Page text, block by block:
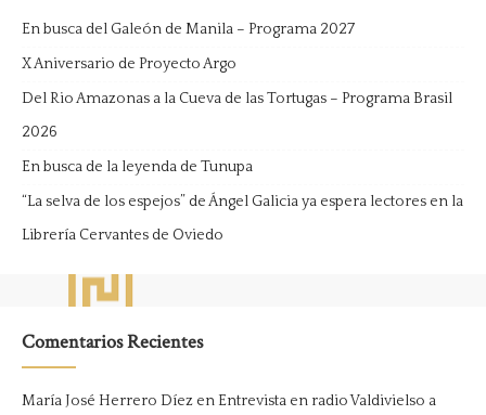
En busca del Galeón de Manila – Programa 2027
X Aniversario de Proyecto Argo
Del Rio Amazonas a la Cueva de las Tortugas – Programa Brasil
2026
En busca de la leyenda de Tunupa
“La selva de los espejos” de Ángel Galicia ya espera lectores en la
Librería Cervantes de Oviedo
Comentarios Recientes
María José Herrero Díez en Entrevista en radio Valdivielso a